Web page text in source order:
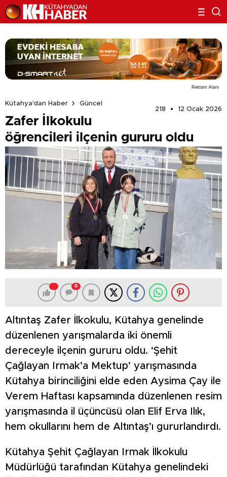
Reklam Alanı
Kütahya'dan Haber
Güncel
218
12 Ocak 2026
Zafer İlkokulu
öğrencileri ilçenin gururu oldu
0
Altıntaş Zafer İlkokulu, Kütahya genelinde
düzenlenen yarışmalarda iki önemli
dereceyle ilçenin gururu oldu. ‘Şehit
Çağlayan Irmak’a Mektup’ yarışmasında
Kütahya birinciliğini elde eden Aysima Çay ile
Verem Haftası kapsamında düzenlenen resim
yarışmasında il üçüncüsü olan Elif Erva Ilık,
hem okullarını hem de Altıntaş’ı gururlandırdı.
Kütahya Şehit Çağlayan Irmak İlkokulu
Müdürlüğü tarafından Kütahya genelindeki